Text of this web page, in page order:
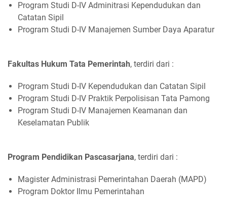
Program Studi D-IV Adminitrasi Kependudukan dan
Catatan Sipil
Program Studi D-IV Manajemen Sumber Daya Aparatur
Fakultas Hukum Tata Pemerintah, terdiri dari :
Program Studi D-IV Kependudukan dan Catatan Sipil
Program Studi D-IV Praktik Perpolisisan Tata Pamong
Program Studi D-IV Manajemen Keamanan dan
Keselamatan Publik
Program Pendidikan Pascasarjana, terdiri dari :
Magister Administrasi Pemerintahan Daerah (MAPD)
Program Doktor Ilmu Pemerintahan